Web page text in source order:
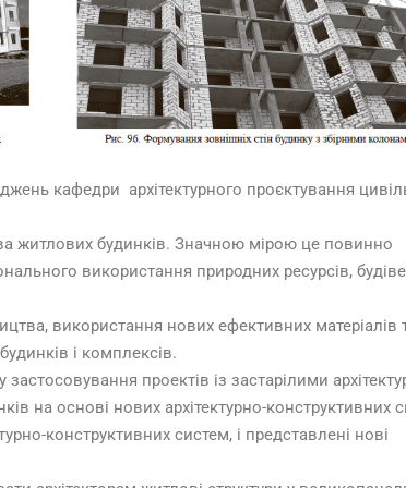
кафедри архітектурного проєктування
житлових будинків. Значною мірою це повинно
використання природних ресурсів,
використання нових ефективних матеріалів
і комплексів.
проектів із застарілими
на основі нових архітектурно-конструктивних
конструктивних систем, і представлені нові